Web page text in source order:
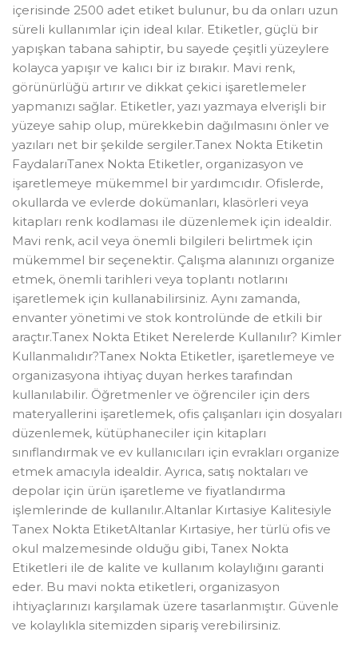
içerisinde 2500 adet etiket bulunur, bu da onları uzun
süreli kullanımlar için ideal kılar. Etiketler, güçlü bir
yapışkan tabana sahiptir, bu sayede çeşitli yüzeylere
kolayca yapışır ve kalıcı bir iz bırakır. Mavi renk,
görünürlüğü artırır ve dikkat çekici işaretlemeler
yapmanızı sağlar. Etiketler, yazı yazmaya elverişli bir
yüzeye sahip olup, mürekkebin dağılmasını önler ve
yazıları net bir şekilde sergiler.Tanex Nokta Etiketin
FaydalarıTanex Nokta Etiketler, organizasyon ve
işaretlemeye mükemmel bir yardımcıdır. Ofislerde,
okullarda ve evlerde dokümanları, klasörleri veya
kitapları renk kodlaması ile düzenlemek için idealdir.
Mavi renk, acil veya önemli bilgileri belirtmek için
mükemmel bir seçenektir. Çalışma alanınızı organize
etmek, önemli tarihleri veya toplantı notlarını
işaretlemek için kullanabilirsiniz. Aynı zamanda,
envanter yönetimi ve stok kontrolünde de etkili bir
araçtır.Tanex Nokta Etiket Nerelerde Kullanılır? Kimler
Kullanmalıdır?Tanex Nokta Etiketler, işaretlemeye ve
organizasyona ihtiyaç duyan herkes tarafından
kullanılabilir. Öğretmenler ve öğrenciler için ders
materyallerini işaretlemek, ofis çalışanları için dosyaları
düzenlemek, kütüphaneciler için kitapları
sınıflandırmak ve ev kullanıcıları için evrakları organize
etmek amacıyla idealdir. Ayrıca, satış noktaları ve
depolar için ürün işaretleme ve fiyatlandırma
işlemlerinde de kullanılır.Altanlar Kırtasiye Kalitesiyle
Tanex Nokta EtiketAltanlar Kırtasiye, her türlü ofis ve
okul malzemesinde olduğu gibi, Tanex Nokta
Etiketleri ile de kalite ve kullanım kolaylığını garanti
eder. Bu mavi nokta etiketleri, organizasyon
ihtiyaçlarınızı karşılamak üzere tasarlanmıştır. Güvenle
ve kolaylıkla sitemizden sipariş verebilirsiniz.